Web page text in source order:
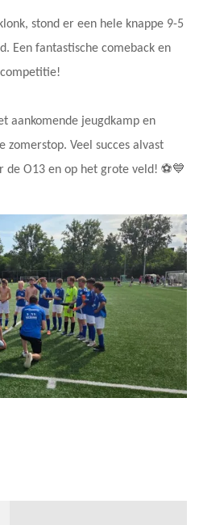
stond er een hele knappe 9-5
Een fantastische comeback en
aankomende jeugdkamp en
zomerstop. Veel succes alvast
O13 en op het grote veld! ⚽💙